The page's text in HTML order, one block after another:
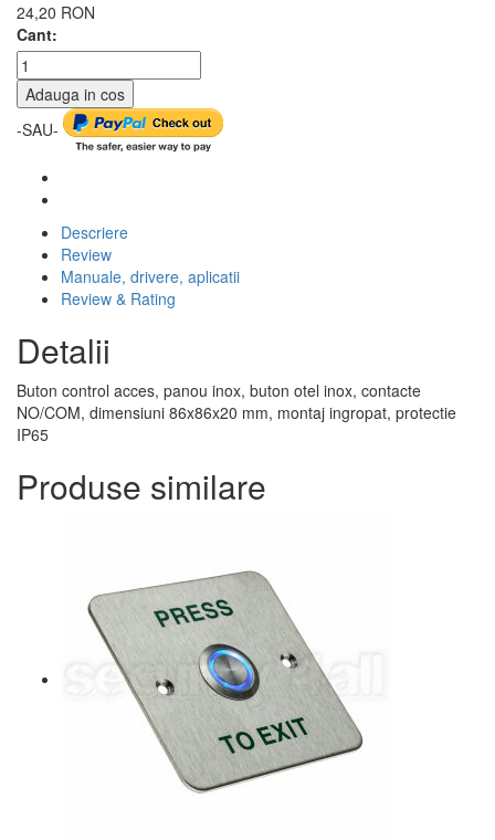
24,20 RON
Cant:
Adauga in cos
-SAU-
Descriere
Review
Manuale, drivere, aplicatii
Review & Rating
Detalii
Buton control acces, panou inox, buton otel inox, contacte
NO/COM, dimensiuni 86x86x20 mm, montaj ingropat, protectie
IP65
Produse similare